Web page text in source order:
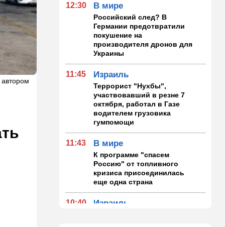
12:30 В мире
Российский след? В
Германии предотвратили
покушение на
производителя дронов для
Украины
11:45 Израиль
Террорист "Нухбы",
участвовавший в резне 7
октября, работал в Газе
водителем грузовика
гумпомощи
11:43 В мире
К программе "спасем
Россию" от топливного
кризиса присоединилась
еще одна страна
10:40 Израиль